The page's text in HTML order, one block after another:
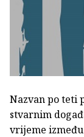
Nazvan po teti
stvarnim
vrijeme između